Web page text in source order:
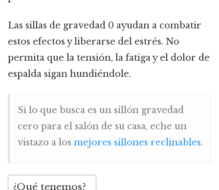
Las sillas de gravedad 0 ayudan a combatir
estos efectos y liberarse del estrés. No
permita que la tensión, la fatiga y el dolor de
espalda sigan hundiéndole.
Si lo que busca es un sillón gravedad
cero para el salón de su casa, eche un
vistazo a los mejores sillones reclinables.
¿Qué tenemos?